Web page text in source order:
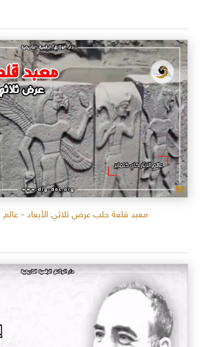
معبد قلعة حلب عرض ثلاثي الأبعاد - عالم